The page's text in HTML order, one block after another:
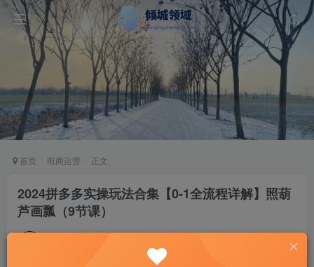
首页 电商运营 正文
2024拼多多实操玩法合集【0-1全流程详解】照葫
芦画瓢（9节课）
私信